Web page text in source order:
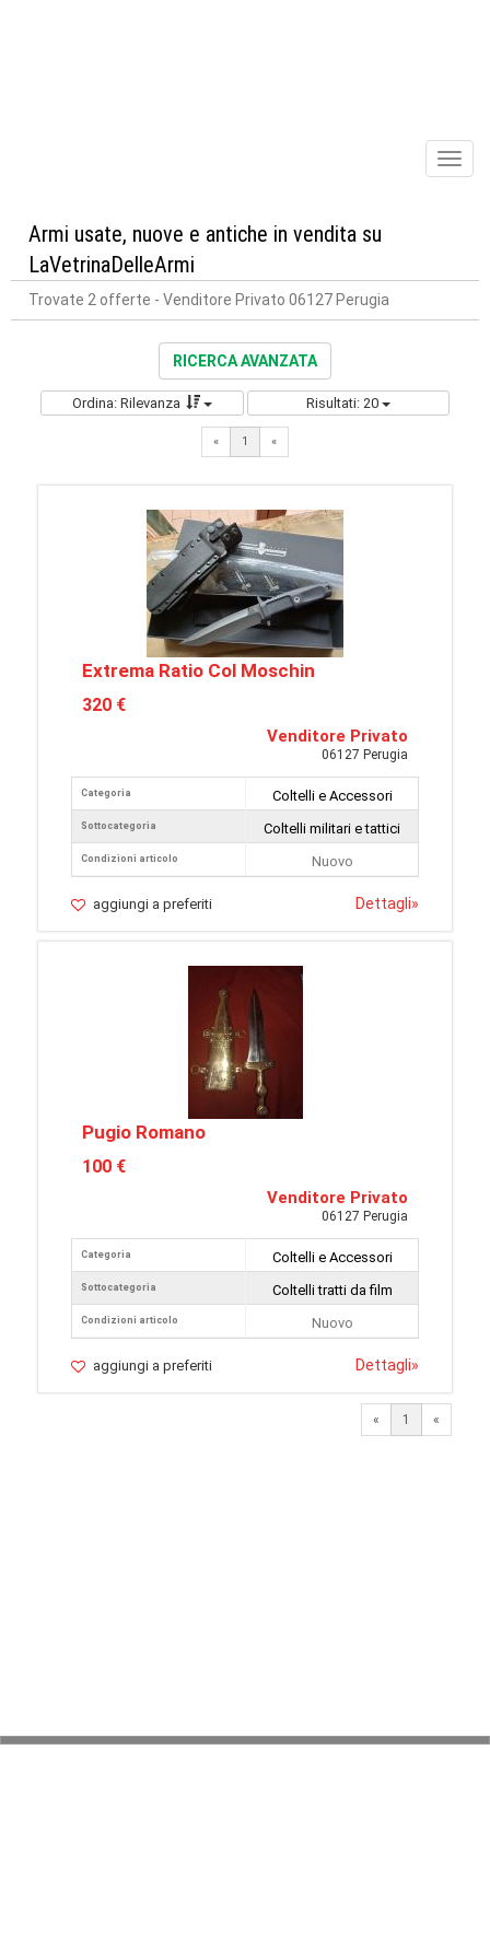
Armi usate, nuove e antiche in vendita su
LaVetrinaDelleArmi
Trovate 2 offerte - Venditore Privato 06127 Perugia
RICERCA AVANZATA
Ordina: Rilevanza Risultati: 20
« 1 «
Extrema Ratio Col Moschin
320 €
Venditore Privato
06127 Perugia
Categoria
Sottocategoria
Condizioni articolo
Coltelli e Accessori
Coltelli militari e tattici
Nuovo
aggiungi a preferiti Dettagli»
Pugio Romano
100 €
Venditore Privato
06127 Perugia
Categoria
Sottocategoria
Condizioni articolo
Coltelli e Accessori
Coltelli tratti da film
Nuovo
aggiungi a preferiti Dettagli»
« 1 «